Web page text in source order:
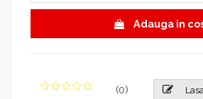
Adauga in
(0)